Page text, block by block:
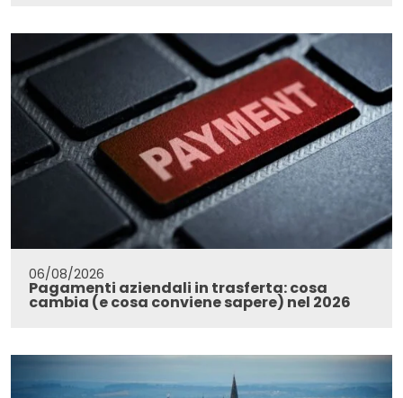
06/08/2026
Pagamenti aziendali in trasferta: cosa
cambia (e cosa conviene sapere) nel 2026